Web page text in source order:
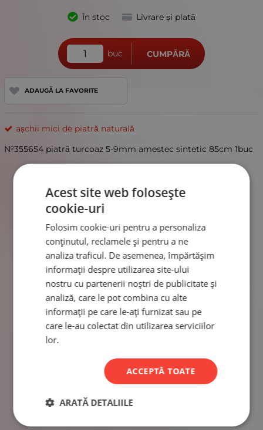
În stoc Livrare și plată
buc CUMPĂRĂ
ADAUGĂ LA FAVORITE
așchii mici de piatră naturală
№355654 piatră turcoaz 5-9mm amestec sintetic 85cm 1buc
Acest site web folosește
cookie-uri
Folosim cookie-uri pentru a personaliza
conținutul, reclamele și pentru a ne
analiza traficul. De asemenea, împărtășim
informații despre utilizarea site-ului
nostru cu partenerii noștri de publicitate și
analiză, care le pot combina cu alte
informații pe care le-ați furnizat sau pe
care le-au colectat din utilizarea serviciilor
lor.
ACCEPTĂ TOATE
ARATĂ DETALIILE